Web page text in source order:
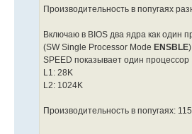
Производительность в попугаях
Включаю в BIOS два ядра как один
(SW Single Processor Mode ENSBLE)
SPEED показывает один процессор
L1: 28K
L2: 1024K
Производительность в попугаях: